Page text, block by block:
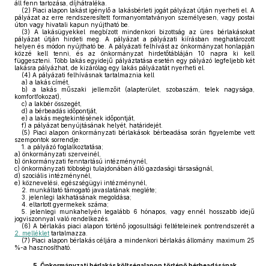
áll fenn tartozása, díjhátraléka.
(2) Piaci alapon lakást igénylő a lakásbérleti jogát pályázat útján nyerheti el. A
pályázat az erre rendszeresített formanyomtatványon személyesen, vagy postai
úton vagy hivatali kapun nyújtható be.
(3) A lakásügyekkel megbízott mindenkori bizottság az üres bérlakásokat
pályázat útján hirdeti meg. A pályázat a pályázati kiírásban meghatározott
helyen és módon nyújtható be. A pályázati felhívást az önkormányzat honlapján
közzé kell tenni, és az önkormányzat hirdetőtábláján 10 napra ki kell
függeszteni. Több lakás egyidejű pályáztatása esetén egy pályázó legfeljebb két
lakásra pályázhat, de kizárólag egy lakás pályázatát nyerheti el.
(4) A pályázati felhívásnak tartalmaznia kell
a) a lakás címét,
b) a lakás műszaki jellemzőit (alapterület, szobaszám, telek nagysága,
komfortfokozat),
c) a lakbér összegét,
d) a bérbeadás időpontját,
e) a lakás megtekintésének időpontját,
f) a pályázat benyújtásának helyét, határidejét.
(5) Piaci alapon önkormányzati bérlakások bérbeadása során figyelembe vett
szempontok sorrendje:
1. a pályázó foglalkoztatása;
a) önkormányzati szerveinél,
b) önkormányzati fenntartású intézménynél,
c) önkormányzati többségi tulajdonában álló gazdasági társaságnál,
d) szociális intézménynél,
e) köznevelési, egészségügyi intézménynél,
2.
munkáltató támogató javaslatának megléte;
3. jelenlegi lakhatásának megoldása;
4. eltartott gyermekek száma;
5.
jelenlegi munkahelyén legalább 6 hónapos, vagy ennél hosszabb idejű
jogviszonnyal való rendelkezés.
(6) A bérlakás piaci alapon történő jogosultsági feltételeinek pontrendszerét a
2. melléklet tartalmazza.
(7) Piaci alapon bérlakás céljára a mindenkori bérlakás állomány maximum 25
%-a hasznosítható.